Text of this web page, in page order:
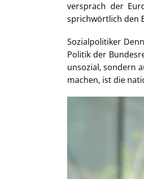
versprach der
sprichwörtlich den
Sozialpolitiker
Politik der
unsozial, sondern
machen, ist die